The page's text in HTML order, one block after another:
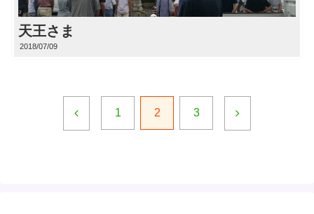
天王さま
2018/07/09
1 2 3